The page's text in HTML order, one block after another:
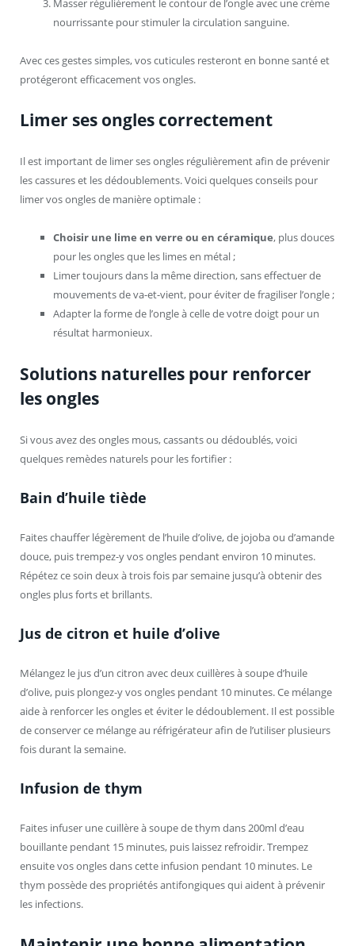
Masser régulièrement le contour de l’ongle avec une crème
nourrissante pour stimuler la circulation sanguine.
Avec ces gestes simples, vos cuticules resteront en bonne santé et
protégeront efficacement vos ongles.
Limer ses ongles correctement
Il est important de limer ses ongles régulièrement afin de prévenir
les cassures et les dédoublements. Voici quelques conseils pour
limer vos ongles de manière optimale :
Choisir une lime en verre ou en céramique, plus douces
pour les ongles que les limes en métal ;
Limer toujours dans la même direction, sans effectuer de
mouvements de va-et-vient, pour éviter de fragiliser l’ongle ;
Adapter la forme de l’ongle à celle de votre doigt pour un
résultat harmonieux.
Solutions naturelles pour renforcer
les ongles
Si vous avez des ongles mous, cassants ou dédoublés, voici
quelques remèdes naturels pour les fortifier :
Bain d’huile tiède
Faites chauffer légèrement de l’huile d’olive, de jojoba ou d’amande
douce, puis trempez-y vos ongles pendant environ 10 minutes.
Répétez ce soin deux à trois fois par semaine jusqu’à obtenir des
ongles plus forts et brillants.
Jus de citron et huile d’olive
Mélangez le jus d’un citron avec deux cuillères à soupe d’huile
d’olive, puis plongez-y vos ongles pendant 10 minutes. Ce mélange
aide à renforcer les ongles et éviter le dédoublement. Il est possible
de conserver ce mélange au réfrigérateur afin de l’utiliser plusieurs
fois durant la semaine.
Infusion de thym
Faites infuser une cuillère à soupe de thym dans 200ml d’eau
bouillante pendant 15 minutes, puis laissez refroidir. Trempez
ensuite vos ongles dans cette infusion pendant 10 minutes. Le
thym possède des propriétés antifongiques qui aident à prévenir
les infections.